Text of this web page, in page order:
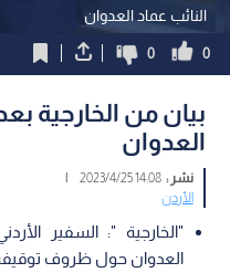
النائب عماد العدوان
0
0
بيان من الخارجية
العدوان
نشر :14:08 2023/4/25
|
الأردن
"الخارجية ": السفير
العدوان حول ظروف